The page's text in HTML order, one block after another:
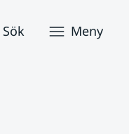
Sök Meny